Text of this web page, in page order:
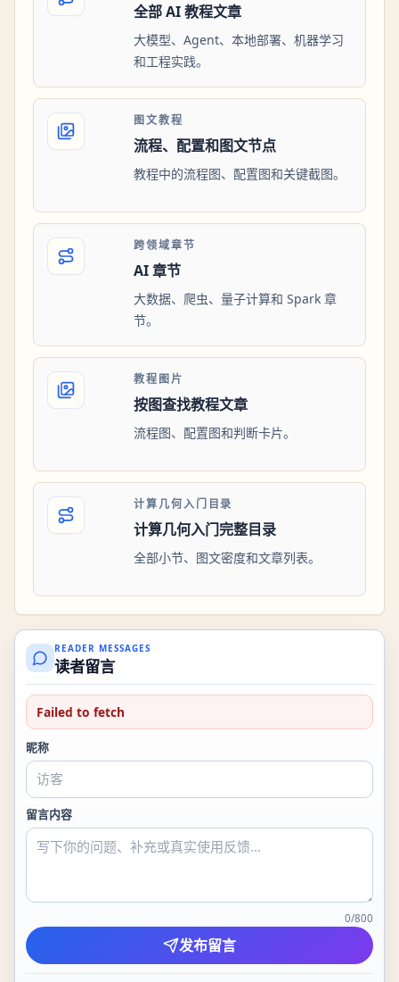
全部 AI 教程文章
大模型、Agent、本地部署、机器学习
和工程实践。
图文教程
流程、配置和图文节点
教程中的流程图、配置图和关键截图。
跨领域章节
AI 章节
大数据、爬虫、量子计算和 Spark 章
节。
教程图片
按图查找教程文章
流程图、配置图和判断卡片。
计算几何入门目录
计算几何入门完整目录
全部小节、图文密度和文章列表。
READER MESSAGES
读者留言
Failed to fetch
昵称
留言内容
0/800
发布留言